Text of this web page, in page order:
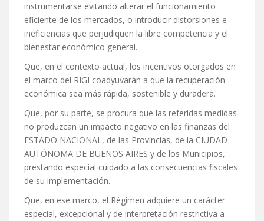
instrumentarse evitando alterar el funcionamiento
eficiente de los mercados, o introducir distorsiones e
ineficiencias que perjudiquen la libre competencia y el
bienestar económico general.
Que, en el contexto actual, los incentivos otorgados en
el marco del RIGI coadyuvarán a que la recuperación
económica sea más rápida, sostenible y duradera.
Que, por su parte, se procura que las referidas medidas
no produzcan un impacto negativo en las finanzas del
ESTADO NACIONAL, de las Provincias, de la CIUDAD
AUTÓNOMA DE BUENOS AIRES y de los Municipios,
prestando especial cuidado a las consecuencias fiscales
de su implementación.
Que, en ese marco, el Régimen adquiere un carácter
especial, excepcional y de interpretación restrictiva a